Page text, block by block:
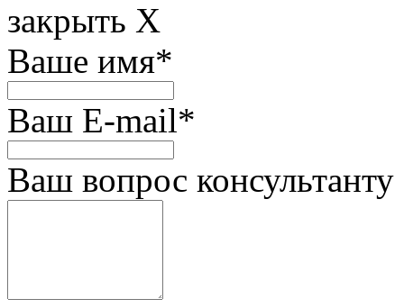
закрыть X
Ваше имя*
Ваш E-mail*
Ваш вопрос консультанту